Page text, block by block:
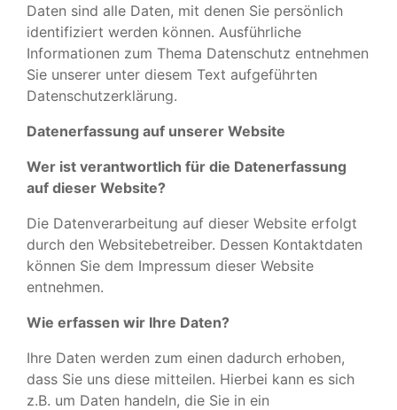
Daten sind alle Daten, mit denen Sie persönlich
identifiziert werden können. Ausführliche
Informationen zum Thema Datenschutz entnehmen
Sie unserer unter diesem Text aufgeführten
Datenschutzerklärung.
Datenerfassung auf unserer Website
Wer ist verantwortlich für die Datenerfassung
auf dieser Website?
Die Datenverarbeitung auf dieser Website erfolgt
durch den Websitebetreiber. Dessen Kontaktdaten
können Sie dem Impressum dieser Website
entnehmen.
Wie erfassen wir Ihre Daten?
Ihre Daten werden zum einen dadurch erhoben,
dass Sie uns diese mitteilen. Hierbei kann es sich
z.B. um Daten handeln, die Sie in ein